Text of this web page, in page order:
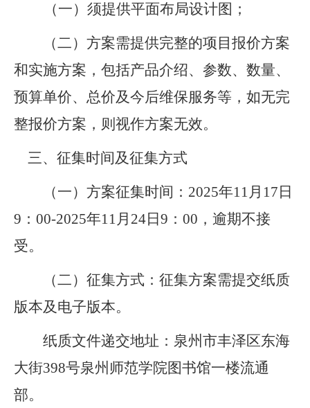
（一）须提供平面布局设计图；​
（二）方案需提供完整的项目报价方案
和实施方案，包括产品介绍、参数、数量、
预算单价、总价及今后维保服务等，如无完
整报价方案，则视作方案无效。
三、征集时间及征集方式
（一）方案征集时间：2025年11月17日
9：00-2025年11月24日9：00，逾期不接
受。
（二）征集方式：征集方案需提交纸质
版本及电子版本。
纸质文件递交地址：泉州市丰泽区东海
大街398号泉州师范学院图书馆一楼流通
部。